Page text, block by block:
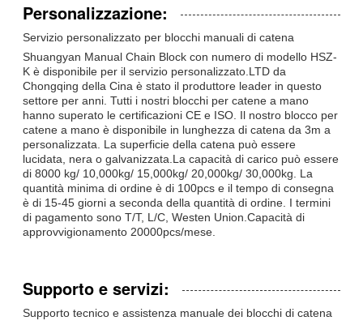
Personalizzazione:
Servizio personalizzato per blocchi manuali di catena
Shuangyan Manual Chain Block con numero di modello HSZ-
K è disponibile per il servizio personalizzato.LTD da
Chongqing della Cina è stato il produttore leader in questo
settore per anni. Tutti i nostri blocchi per catene a mano
hanno superato le certificazioni CE e ISO. Il nostro blocco per
catene a mano è disponibile in lunghezza di catena da 3m a
personalizzata. La superficie della catena può essere
lucidata, nera o galvanizzata.La capacità di carico può essere
di 8000 kg/ 10,000kg/ 15,000kg/ 20,000kg/ 30,000kg. La
quantità minima di ordine è di 100pcs e il tempo di consegna
è di 15-45 giorni a seconda della quantità di ordine. I termini
di pagamento sono T/T, L/C, Westen Union.Capacità di
approvvigionamento 20000pcs/mese.
Supporto e servizi:
Supporto tecnico e assistenza manuale dei blocchi di catena